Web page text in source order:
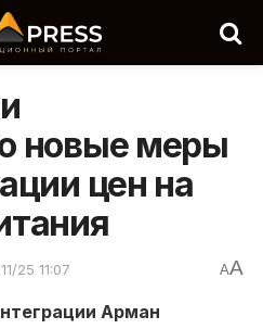
новые меры
цен на
25 11:07 AA
Арман